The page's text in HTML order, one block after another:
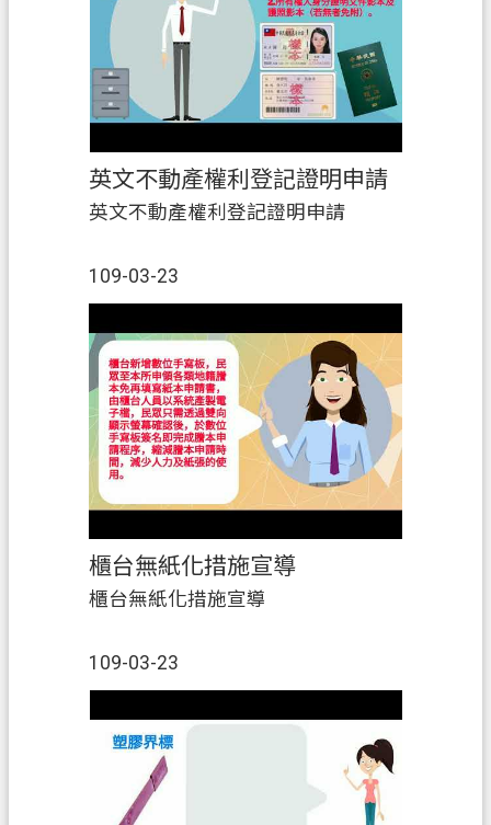
英文不動產權利登記證明申請
109-03-23
英文不動產權利登記證明申請
櫃台無紙化措施宣導
109-03-23
櫃台無紙化措施宣導